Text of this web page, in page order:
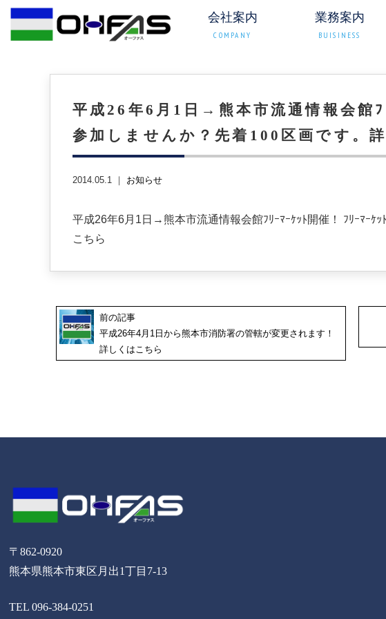
会社案内
COMPANY
業務案内
BUISINESS
平成26年6月1日→熊本市流通情報会館
参加しませんか？先着100区画です。
2014.05.1 ｜ お知らせ
平成26年6月1日→熊本市流通情報会館ﾌﾘｰﾏｰｹｯﾄ開催！ ﾌﾘｰﾏｰｹ
こちら
前の記事
平成26年4月1日から熊本市消防署の管轄が変更されます！
詳しくはこちら
〒862-0920
熊本県熊本市東区月出1丁目7-13
TEL 096-384-0251